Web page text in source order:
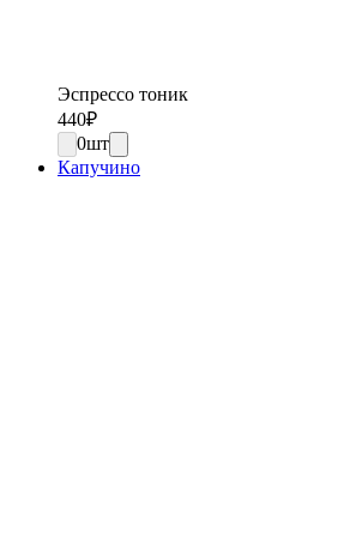
Эспрессо тоник
440₽
0шт
Капучино